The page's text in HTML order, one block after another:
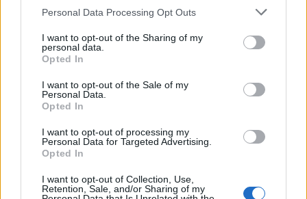
Please note that this website/app uses one or more Google
not limited to your visit or usage behaviour. You may click to
grant or deny consent to Google and its third-party tags to
use your data for below specified purposes in below Google
consent section.
Personal Data Processing Opt Outs
I want to opt-out of the Sharing of my
personal data.
Opted In
I want to opt-out of the Sale of my
Personal Data.
Opted In
I want to opt-out of processing my
Personal Data for Targeted Advertising.
Opted In
I want to opt-out of Collection, Use,
Retention, Sale, and/or Sharing of my
MAGYAR ÉPÍTŐK